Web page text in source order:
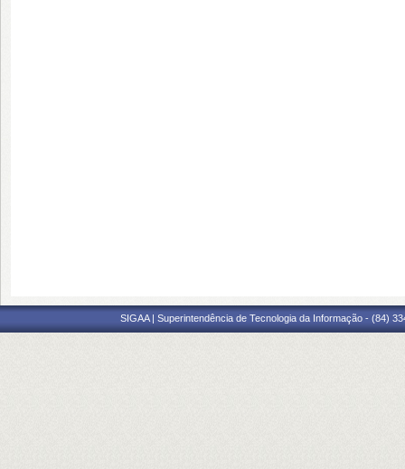
SIGAA | Superintendência de Tecnologia da Informação - (84)